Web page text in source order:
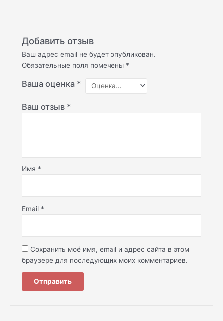
Добавить отзыв
Ваш адрес email не будет опубликован.
Обязательные поля помечены *
Ваша оценка *
Ваш отзыв *
Имя *
Email *
Сохранить моё имя, email и адрес сайта в этом
браузере для последующих моих комментариев.